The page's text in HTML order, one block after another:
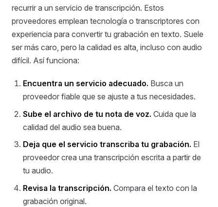
recurrir a un servicio de transcripción. Estos
proveedores emplean tecnología o transcriptores con
experiencia para convertir tu grabación en texto. Suele
ser más caro, pero la calidad es alta, incluso con audio
difícil. Así funciona:
Encuentra un servicio adecuado. Busca un
proveedor fiable que se ajuste a tus necesidades.
Sube el archivo de tu nota de voz. Cuida que la
calidad del audio sea buena.
Deja que el servicio transcriba tu grabación. El
proveedor crea una transcripción escrita a partir de
tu audio.
Revisa la transcripción. Compara el texto con la
grabación original.